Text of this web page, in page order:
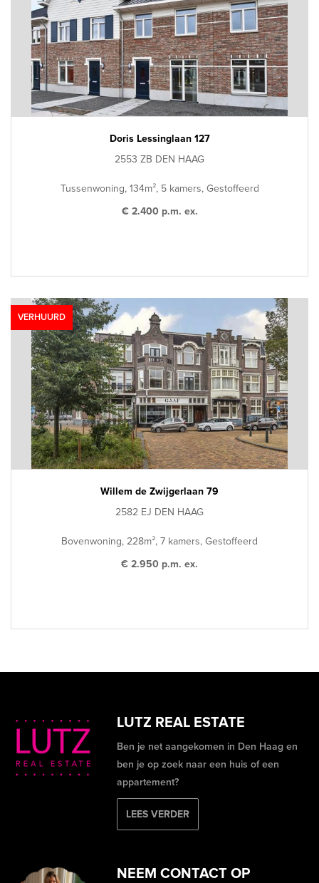
Doris Lessinglaan 127
2553 ZB DEN HAAG
Tussenwoning, 134m², 5 kamers, Gestoffeerd
€ 2.400 p.m. ex.
VERHUURD
Willem de Zwijgerlaan 79
2582 EJ DEN HAAG
Bovenwoning, 228m², 7 kamers, Gestoffeerd
€ 2.950 p.m. ex.
LUTZ REAL ESTATE
Ben je net aangekomen in Den Haag en
ben je op zoek naar een huis of een
appartement?
LEES VERDER
NEEM CONTACT OP